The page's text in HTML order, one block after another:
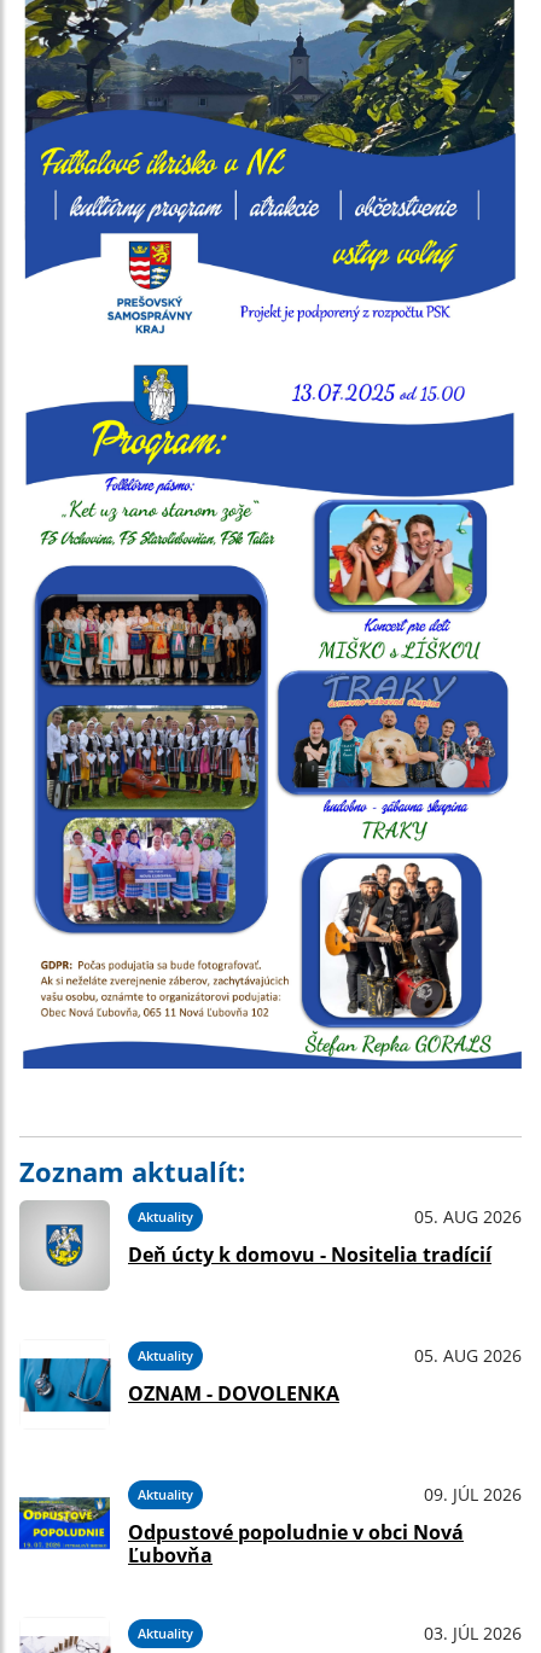
Zoznam aktualít:
Aktuality 05. AUG 2026
Deň úcty k domovu - Nositelia tradícií
Aktuality 05. AUG 2026
OZNAM - DOVOLENKA
Aktuality 09. JÚL 2026
Odpustové popoludnie v obci Nová
Ľubovňa
Aktuality 03. JÚL 2026